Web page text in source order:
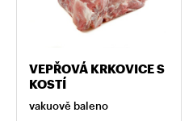
VEPŘOVÁ KRKOVICE S
KOSTÍ
vakuově baleno